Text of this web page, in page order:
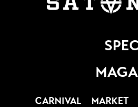
CARNIVAL MARKET